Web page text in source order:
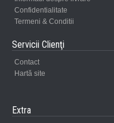
Confidentialitate
Termeni & Conditii
Servicii Clienţi
Contact
Hartă site
Extra